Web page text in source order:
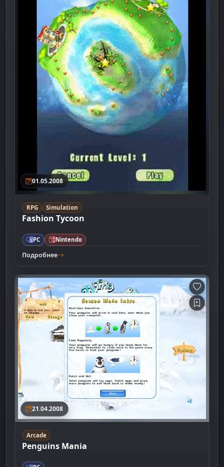
01.05.2008
RPG Simulation
Fashion Tycoon
PC Nintendo
Подробнее
21.04.2008
Arcade
Penguins Mania